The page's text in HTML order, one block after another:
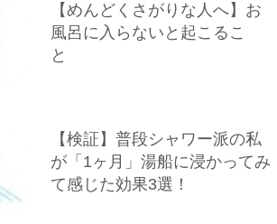
【めんどくさがりな人へ】お
風呂に入らないと起こるこ
と
【検証】普段シャワー派の私
が「1ヶ月」湯船に浸かってみ
て感じた効果3選！